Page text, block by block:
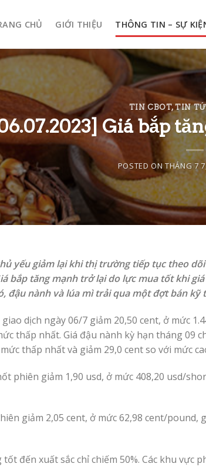
CHỦ GIỚI THIỆU THÔNG TIN – SỰ
TIN CBOT,TIN
Giá bắp
POSTED ONTHÁNG 7
yếu giảm lại khi thị trường tiếp tục theo
bắp tăng mạnh trở lại do lực mua tốt khi
đậu nành và lúa mì trải qua một đợt bán kỹ
dịch ngày 06/7 giảm 20,50 cent, ở mức
thấp nhất. Giá đậu nành kỳ hạn tháng 09
thấp nhất và giảm 29,0 cent so với mức
phiên giảm 1,90 usd, ở mức 408,20 usd/
giảm 2,05 cent, ở mức 62,98 cent/pound,
đến xuất sắc chỉ chiếm 50%. Các khu vực